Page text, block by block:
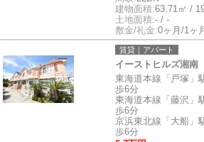
建物面積:63.71㎡ /
土地面積:- / -
敷金/礼金:0ヶ月/1ヶ月
賃貸｜アパート
イーストヒルズ湘南
東海道本線「戸塚」
歩6分
東海道本線「藤沢」
歩6分
京浜東北線「大船」
歩6分